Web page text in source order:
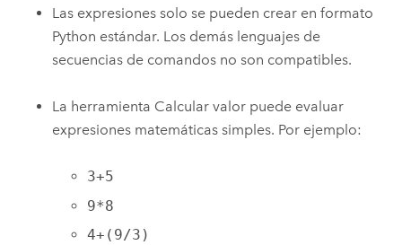
Las expresiones solo se pueden crear en formato
Python estándar. Los demás lenguajes de
secuencias de comandos no son compatibles.
La herramienta Calcular valor puede evaluar
expresiones matemáticas simples. Por ejemplo:
3+5
9*8
4+(9/3)